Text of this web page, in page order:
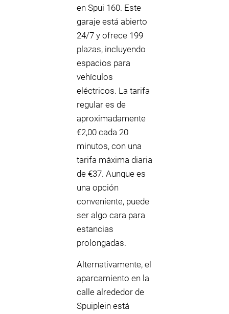
en Spui 160. Este
garaje está abierto
24/7 y ofrece 199
plazas, incluyendo
espacios para
vehículos
eléctricos. La tarifa
regular es de
aproximadamente
€2,00 cada 20
minutos, con una
tarifa máxima diaria
de €37. Aunque es
una opción
conveniente, puede
ser algo cara para
estancias
prolongadas.
Alternativamente, el
aparcamiento en la
calle alrededor de
Spuiplein está